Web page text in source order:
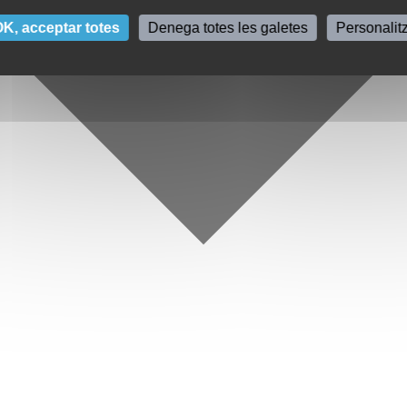
acceptar totes Denega totes les galetes